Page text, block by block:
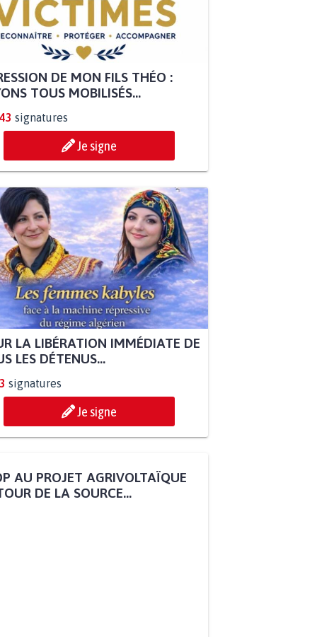
DE MON FILS THÉO :
TOUS MOBILISÉS...
signatures
Je signe
LA LIBÉRATION IMMÉDIATE DE
LES DÉTENUS...
signatures
Je signe